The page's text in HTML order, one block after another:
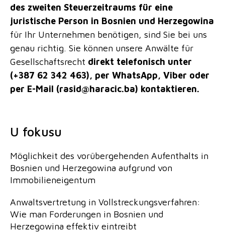
des zweiten Steuerzeitraums für eine
juristische Person in Bosnien und Herzegowina
für Ihr Unternehmen benötigen, sind Sie bei uns
genau richtig. Sie können unsere Anwälte für
Gesellschaftsrecht direkt telefonisch unter
(+387 62 342 463), per WhatsApp, Viber oder
per E-Mail (rasid@haracic.ba) kontaktieren.
U fokusu
Möglichkeit des vorübergehenden Aufenthalts in
Bosnien und Herzegowina aufgrund von
Immobilieneigentum
Anwaltsvertretung in Vollstreckungsverfahren:
Wie man Forderungen in Bosnien und
Herzegowina effektiv eintreibt